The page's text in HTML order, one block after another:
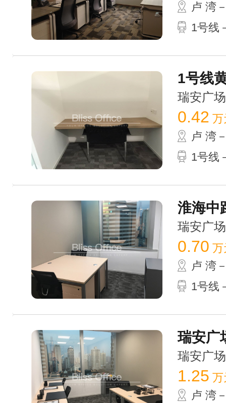
卢 湾
1号线
1号线
瑞安广
0.42 万
卢 湾
1号线
淮海中
瑞安广
0.70 万
卢 湾
1号线
瑞安广
瑞安广
1.25 万
卢 湾